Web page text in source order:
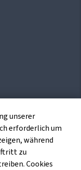
unserer
erforderlich um
während
zu
Cookies